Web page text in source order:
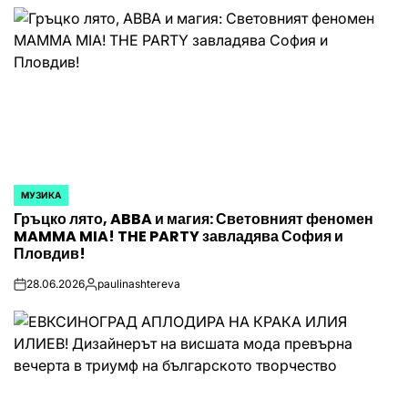
POSTED
IN
МУЗИКА
Гръцко лято, ABBA и магия: Световният феномен
MAMMA MIA! THE PARTY завладява София и
Пловдив!
on28.06.2026Posted
paulinashtereva